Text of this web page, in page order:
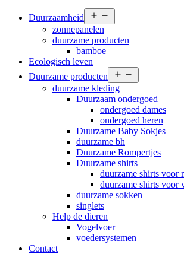
Duurzaamheid
menu
zonnepanelen
duurzame producten
bamboe
Ecologisch leven
Duurzame producten
menu
duurzame kleding
Duurzaam ondergoed
ondergoed dames
ondergoed heren
Duurzame Baby Sokjes
duurzame bh
Duurzame Rompertjes
Duurzame shirts
duurzame shirts voor
duurzame shirts voor
duurzame sokken
singlets
Help de dieren
Vogelvoer
voedersystemen
Contact